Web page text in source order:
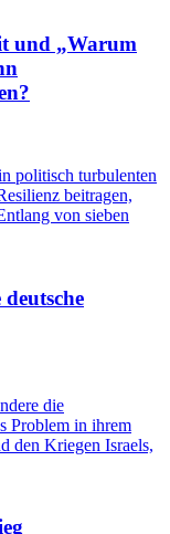
und „Warum
politisch turbulenten
beitragen,
von sieben
die
Problem in ihrem
den Kriegen Israels,